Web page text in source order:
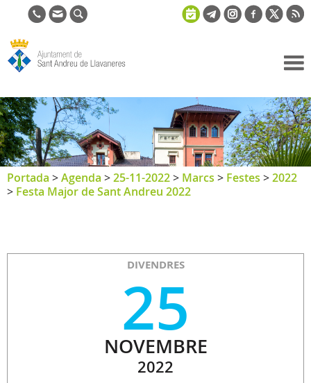
de Sant
Andreu de
Llavaneres
Portada >Agenda >25-11-2022> Marcs > Festes >2022
> Festa Major de Sant Andreu 2022
DIVENDRES
25
NOVEMBRE
2022